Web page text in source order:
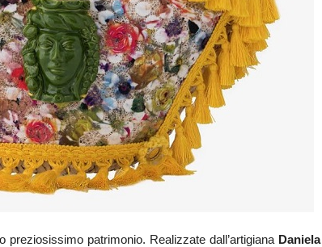
preziosissimo patrimonio. Realizzate dall’artigiana Daniela